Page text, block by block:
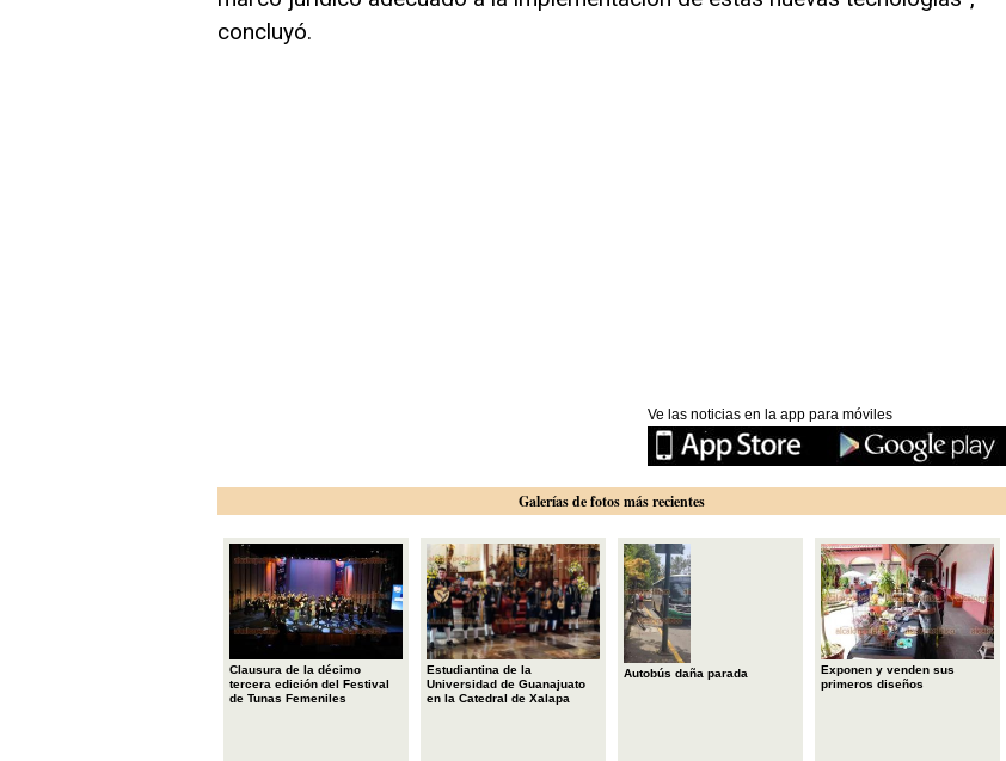
concluyó.
Ve las noticias en la app para móviles
Galerías de fotos más recientes
Clausura de la décimo
tercera edición del Festival
de Tunas Femeniles
Estudiantina de la
Universidad de Guanajuato
en la Catedral de Xalapa
Autobús daña parada
Exponen y venden sus
primeros diseños